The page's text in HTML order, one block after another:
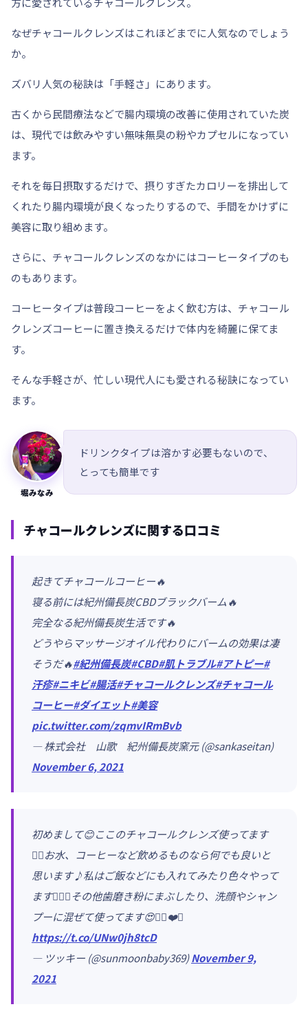
なぜチャコールクレンズはこれほどまでに人気なのでしょう
か。
ズバリ人気の秘訣は 「手軽さ」 にあります。
古くから民間療法などで腸内環境の改善に使用されていた炭
は、現代では飲みやすい無味無臭の粉やカプセルになってい
ます。
それを毎日摂取するだけで、摂りすぎたカロリーを排出して
くれたり腸内環境が良くなったりするので、手間をかけずに
美容に取り組めます。
さらに、チャコールクレンズのなかにはコーヒータイプのも
のもあります。
コーヒータイプは普段コーヒーをよく飲む方は、チャコール
クレンズコーヒーに置き換えるだけで体内を綺麗に保てま
す。
そんな手軽さが、忙しい現代人にも愛される秘訣になってい
ます。
堀みなみ
ドリンクタイプは溶かす必要もないので、
とっても簡単です
チャコールクレンズに関する口コミ
起きてチャコールコーヒー🔥
寝る前には紀州備長炭CBDブラックバーム🔥
完全なる紀州備長炭生活です🔥
どうやらマッサージオイル代わりにバームの効果は凄
そうだ🔥#紀州備長炭#CBD#肌トラブル#アトピー#
汗疹#ニキビ#腸活#チャコールクレンズ#チャコール
コーヒー#ダイエット#美容
pic.twitter.com/zqmvIRmBvb
— 株式会社 山歌 紀州備長炭窯元 (@sankaseitan)
November 6, 2021
初めまして😊ここのチャコールクレンズ使ってます
🙋‍♀️お水、コーヒーなど飲めるものなら何でも良いと
思います♪私はご飯などにも入れてみたり色々やって
ます🙋‍♀️✨その他歯磨き粉にまぶしたり、洗顔やシャン
プーに混ぜて使ってます😍👍🏻❤️✨
https://t.co/UNw0jh8tcD
— ツッキー (@sunmoonbaby369)November 9,
2021